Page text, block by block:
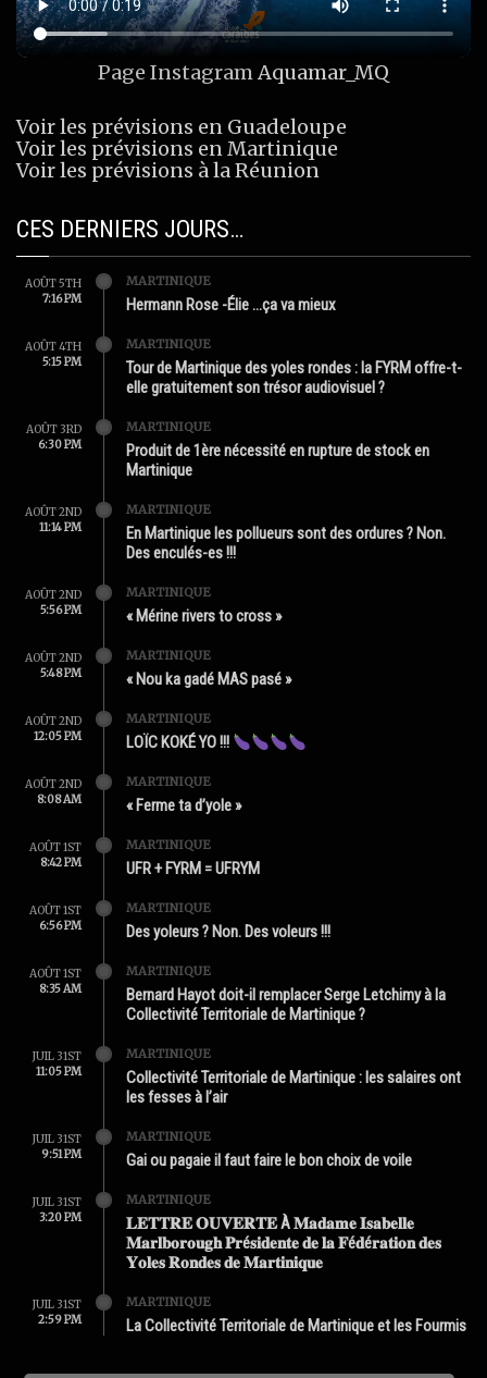
Page InstagramAquamar_MQ
Voir les prévisions en Guadeloupe
Voir les prévisions en Martinique
Voir les prévisions à la Réunion
CES DERNIERS JOURS…
AOÛT 5TH
7:16 PM
MARTINIQUE
Hermann Rose -Élie …ça va mieux
AOÛT 4TH
5:15 PM
MARTINIQUE
Tour de Martinique des yoles rondes : la FYRM offre-t-
elle gratuitement son trésor audiovisuel ?
AOÛT 3RD
6:30 PM
MARTINIQUE
Produit de 1ère nécessité en rupture de stock en
Martinique
AOÛT 2ND
11:14 PM
MARTINIQUE
En Martinique les pollueurs sont des ordures ? Non.
Des enculés-es !!!
AOÛT 2ND
5:56 PM
MARTINIQUE
« Mérine rivers to cross »
AOÛT 2ND
5:48 PM
MARTINIQUE
« Nou ka gadé MAS pasé »
AOÛT 2ND
12:05 PM
MARTINIQUE
LOÏC KOKÉ YO !!!
AOÛT 2ND
8:08 AM
MARTINIQUE
« Ferme ta d’yole »
AOÛT 1ST
8:42 PM
MARTINIQUE
UFR + FYRM = UFRYM
AOÛT 1ST
6:56 PM
MARTINIQUE
Des yoleurs ? Non. Des voleurs !!!
AOÛT 1ST
8:35 AM
MARTINIQUE
Bernard Hayot doit-il remplacer Serge Letchimy à la
Collectivité Territoriale de Martinique ?
JUIL 31ST
11:05 PM
MARTINIQUE
Collectivité Territoriale de Martinique : les salaires ont
les fesses à l’air
JUIL 31ST
9:51 PM
MARTINIQUE
Gai ou pagaie il faut faire le bon choix de voile
JUIL 31ST
3:20 PM
MARTINIQUE
𝐋𝐄𝐓𝐓𝐑𝐄 𝐎𝐔𝐕𝐄𝐑𝐓𝐄 À 𝐌𝐚𝐝𝐚𝐦𝐞 𝐈𝐬𝐚𝐛𝐞𝐥𝐥𝐞
𝐌𝐚𝐫𝐥𝐛𝐨𝐫𝐨𝐮𝐠𝐡 𝐏𝐫é𝐬𝐢𝐝𝐞𝐧𝐭𝐞 𝐝𝐞 𝐥𝐚 𝐅é𝐝é𝐫𝐚𝐭𝐢𝐨𝐧 𝐝𝐞𝐬
𝐘𝐨𝐥𝐞𝐬 𝐑𝐨𝐧𝐝𝐞𝐬 𝐝𝐞 𝐌𝐚𝐫𝐭𝐢𝐧𝐢𝐪𝐮𝐞
JUIL 31ST
2:59 PM
MARTINIQUE
La Collectivité Territoriale de Martinique et les Fourmis